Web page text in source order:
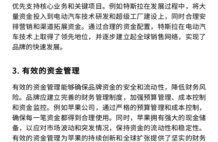
优先支持核心业务和关键项目。例如特斯拉在发展过程中，将大
量资金投入到电动汽车技术研发和超级工厂建设上，同时合理安
排营销和渠道拓展资金。通过合理的资金配置，特斯拉在电动汽
车技术上取得了领先地位，并逐步建立起全球销售网络，实现了
品牌的快速发展。
3. 有效的资金管理
有效的资金管理能够确保品牌资金的安全和流动性，降低财务风
险。品牌应建立完善的财务管理制度，加强预算管理、成本控制
和资金监控。例如苹果公司，通过严格的预算管理和成本控制，
确保每一笔资金都得到合理使用。同时，苹果拥有强大的现金储
备，以应对市场波动和突发情况，保持资金的流动性和稳定性。
有效的资金管理为苹果的持续创新和全球扩张提供了坚实的财务